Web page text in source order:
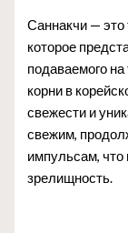
Саннакчи — это
которое
подаваемого
корни в
свежести и
свежим,
импульсам,
зрелищность.